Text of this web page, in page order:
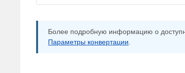
Более подробную информацию о
Параметры конвертации